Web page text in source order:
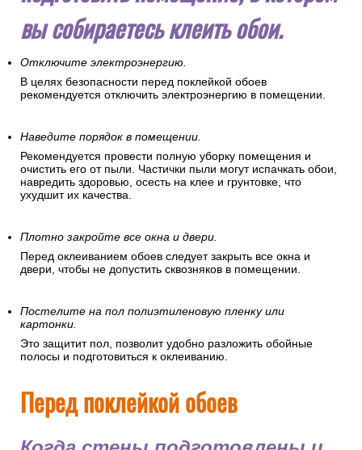
вы собираетесь клеить обои.
Отключите электроэнергию.
В целях безопасности перед поклейкой обоев
рекомендуется отключить электроэнергию в помещении.
Наведите порядок в помещении.
Рекомендуется провести полную уборку помещения и
очистить его от пыли. Частички пыли могут испачкать обои,
навредить здоровью, осесть на клее и грунтовке, что
ухудшит их качества.
Плотно закройте все окна и двери.
Перед оклеиванием обоев следует закрыть все окна и
двери, чтобы не допустить сквозняков в помещении.
Постелите на пол полиэтиленовую пленку или
картонки.
Это защитит пол, позволит удобно разложить обойные
полосы и подготовиться к оклеиванию.
Перед поклейкой обоев